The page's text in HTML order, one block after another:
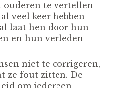
ouderen te vertellen
veel keer hebben
laat hen door hun
en hun verleden
niet te corrigeren,
ze fout zitten. De
om iedereen